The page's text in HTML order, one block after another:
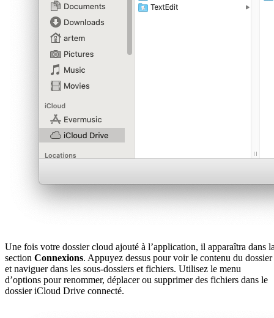
Une fois votre dossier cloud ajouté à l’application, il apparaîtra dans
section Connexions. Appuyez dessus pour voir le contenu du dossier
et naviguer dans les sous-dossiers et fichiers. Utilisez le menu
d’options pour renommer, déplacer ou supprimer des fichiers dans le
dossier iCloud Drive connecté.